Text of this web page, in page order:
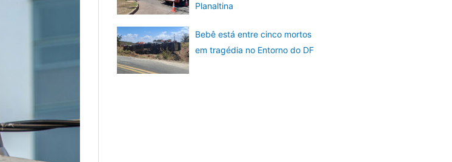
Planaltina
Bebê está entre cinco mortos
em tragédia no Entorno do DF